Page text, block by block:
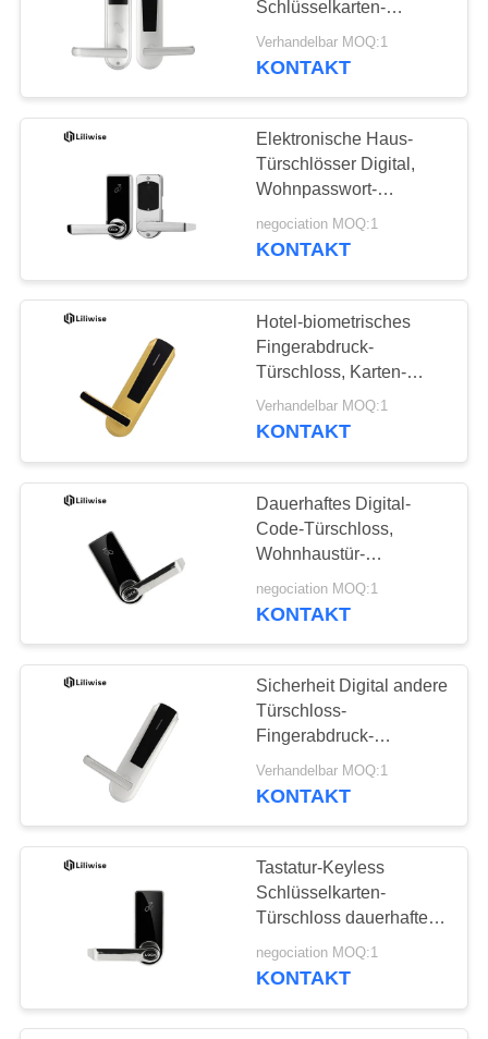
Zimmertür-
Verschlüsse
Glastürschloss
Aluminiumtürschloss
17
Anderes Türschloss
Schlüsselkarten-
Türschloss-Zink-
Legierungs-6V mit
Verhandelbar MOQ:1
KONTAKT
Elektronische Haus-
Türschlösser Digital,
Wohnpasswort-
Türschloss
negociation MOQ:1
KONTAKT
Hotel-biometrisches
Fingerabdruck-
Türschloss, Karten-
Zugangs-Türschloss-
lange Batteriedauer-
Verhandelbar MOQ:1
KONTAKT
Dauerhaftes Digital-
Code-Türschloss,
Wohnhaustür-
Kombinationsschloß
negociation MOQ:1
KONTAKT
Sicherheit Digital andere
Türschloss-
Fingerabdruck-
Anerkennung 285 *
76mm attraktive
Verhandelbar MOQ:1
KONTAKT
Tastatur-Keyless
Schlüsselkarten-
Türschloss dauerhaftes
und sicheres Stainsteel
Structur
negociation MOQ:1
KONTAKT